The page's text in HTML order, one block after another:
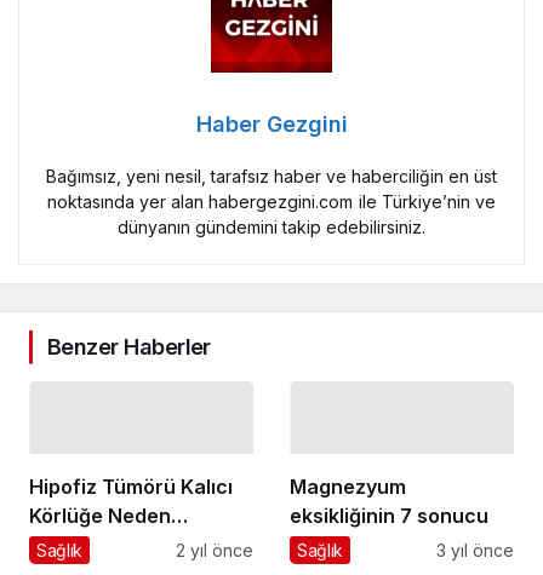
Haber Gezgini
Bağımsız, yeni nesil, tarafsız haber ve haberciliğin en üst
noktasında yer alan habergezgini.com ile Türkiye’nin ve
dünyanın gündemini takip edebilirsiniz.
Benzer Haberler
Hipofiz Tümörü Kalıcı
Körlüğe Neden
Olmasın!
Sağlık 2 yıl önce
Magnezyum
eksikliğinin 7 sonucu
Sağlık 3 yıl önce